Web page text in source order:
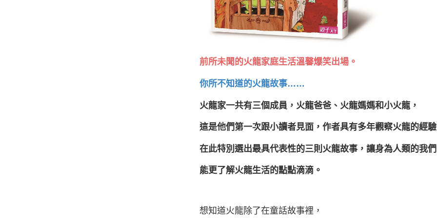
前所未聞的火龍家庭生活溫馨爆笑出場。
你所不知道的火龍故事……
火龍家一共有三個成員，火龍爸爸、火龍媽媽和小火龍，
這是他們第一次跟小讀者見面，作者具有多年觀察火龍的經
在此特別選出最具代表性的三則火龍故事，讓身為人類的我
能更了解火龍生活的點點滴滴。
想知道火龍除了在童話故事裡，